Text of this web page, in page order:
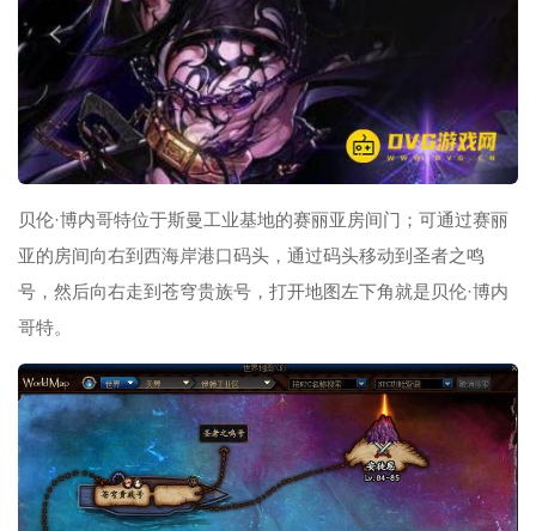
贝伦·博内哥特位于斯曼工业基地的赛丽亚房间门；可通过赛丽
亚的房间向右到西海岸港口码头，通过码头移动到圣者之鸣
号，然后向右走到苍穹贵族号，打开地图左下角就是贝伦·博内
哥特。